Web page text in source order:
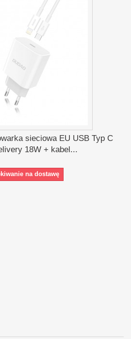
sieciowa EU USB Typ C
18W + kabel...
na dostawę